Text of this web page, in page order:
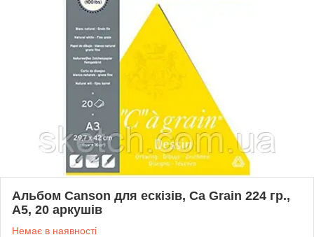
Альбом Canson для ескізів, Ca Grain 224 гр.,
А5, 20 аркушів
Немає в наявності